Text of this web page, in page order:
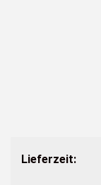
Lieferzeit: